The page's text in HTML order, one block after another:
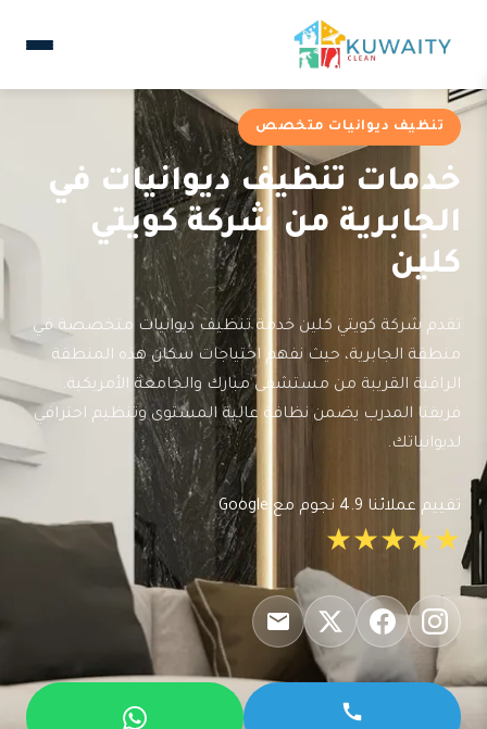
تنظيف ديوانيات متخصص
خدمات تنظيف ديوانيات في
الجابرية من شركة كويتي
كلين
تقدم شركة كويتي كلين خدمة تنظيف ديوانيات متخصصة في
منطقة الجابرية، حيث نفهم احتياجات سكان هذه المنطقة
الراقية القريبة من مستشفى مبارك والجامعة الأمريكية.
فريقنا المدرب يضمن نظافة عالية المستوى وتنظيم احترافي
لديوانياتك.
تقييم عملائنا 4.9 نجوم مع Google
★★★★★